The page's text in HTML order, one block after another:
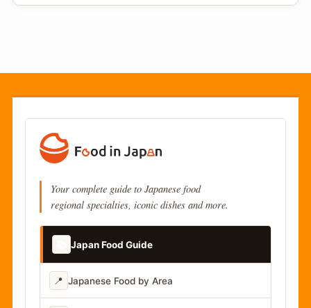
Your complete guide to Japanese food
regional specialties, iconic dishes and more.
Japan Food Guide
📍 Japanese Food by Area